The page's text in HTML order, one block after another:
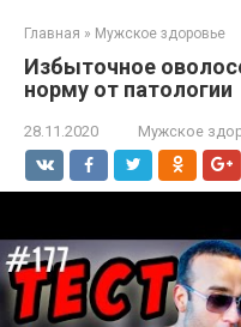
Главная » Мужское здоровье
Избыточное
норму от патологии
28.11.2020 Мужское